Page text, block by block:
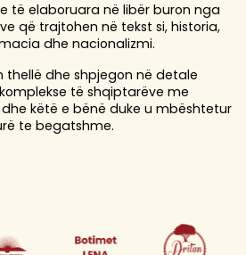
të elaboruara në libër buron nga
që trajtohen në tekst si, historia,
dhe nacionalizmi.
thellë dhe shpjegon në detale
të shqiptarëve me
këtë e bënë duke u mbështetur
te begatshme.